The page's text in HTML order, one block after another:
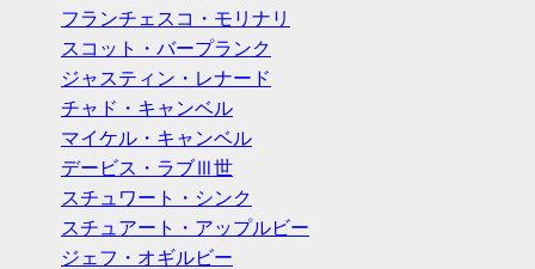
フランチェスコ・モリナリ
スコット・バープランク
ジャスティン・レナード
チャド・キャンベル
マイケル・キャンベル
デービス・ラブⅢ世
スチュワート・シンク
スチュアート・アップルビー
ジェフ・オギルビー